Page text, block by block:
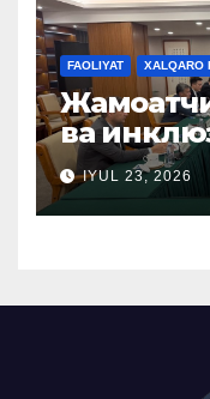
FAOLIYAT XALQARO
ва
ташкил
Хитой
IYUL 23, 2026